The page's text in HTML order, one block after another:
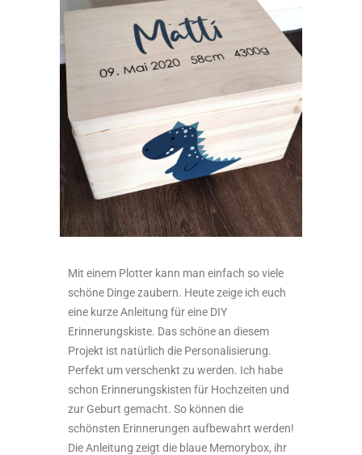
Mit einem Plotter kann man einfach so viele
schöne Dinge zaubern. Heute zeige ich euch
eine kurze Anleitung für eine DIY
Erinnerungskiste. Das schöne an diesem
Projekt ist natürlich die Personalisierung.
Perfekt um verschenkt zu werden. Ich habe
schon Erinnerungskisten für Hochzeiten und
zur Geburt gemacht. So können die
schönsten Erinnerungen aufbewahrt werden!
Die Anleitung zeigt die blaue Memorybox, ihr